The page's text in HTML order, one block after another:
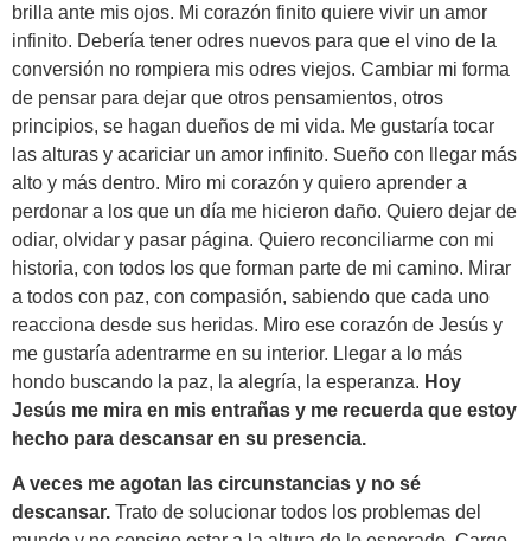
brilla ante mis ojos. Mi corazón finito quiere vivir un amor
infinito. Debería tener odres nuevos para que el vino de la
conversión no rompiera mis odres viejos. Cambiar mi forma
de pensar para dejar que otros pensamientos, otros
principios, se hagan dueños de mi vida. Me gustaría tocar
las alturas y acariciar un amor infinito. Sueño con llegar más
alto y más dentro. Miro mi corazón y quiero aprender a
perdonar a los que un día me hicieron daño. Quiero dejar de
odiar, olvidar y pasar página. Quiero reconciliarme con mi
historia, con todos los que forman parte de mi camino. Mirar
a todos con paz, con compasión, sabiendo que cada uno
reacciona desde sus heridas. Miro ese corazón de Jesús y
me gustaría adentrarme en su interior. Llegar a lo más
hondo buscando la paz, la alegría, la esperanza. Hoy
Jesús me mira en mis entrañas y me recuerda que estoy
hecho para descansar en su presencia.
A veces me agotan las circunstancias y no sé
descansar. Trato de solucionar todos los problemas del